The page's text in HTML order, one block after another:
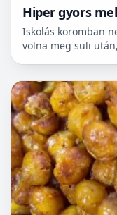
Hiper gyors
sütőbe
Iskolás koromban
volna meg suli